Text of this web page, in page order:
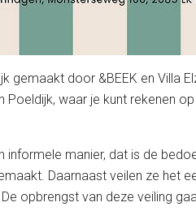
gemaakt door &BEEK en Villa
waar je kunt rekenen
manier, dat is de
Daarnaast veilen ze het
opbrengst van deze veiling